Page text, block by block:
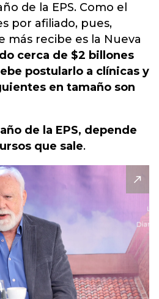
de la EPS. Como el
por afiliado, pues,
más recibe es la Nueva
cerca de $2 billones
postularlo a clínicas y
en tamaño son
de la EPS, depende
que sale.